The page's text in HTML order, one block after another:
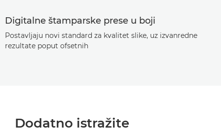
Digitalne štamparske prese u boji
Postavljaju novi standard za kvalitet slike, uz izvanredne
rezultate poput ofsetnih
Dodatno istražite